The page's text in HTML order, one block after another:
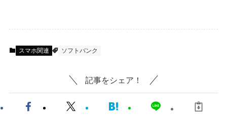
スマホ関連 ソフトバンク
記事をシェア！